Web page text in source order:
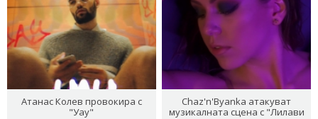
Атанас Колев провокира с
"Уау"
Chaz'n'Byanka атакуват
музикалната сцена с "Лилави